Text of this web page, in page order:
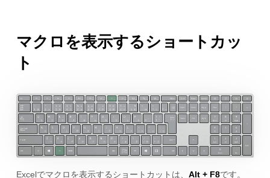
マクロを表示するショートカッ
ト
Excelでマクロを表示するショートカットは、 Alt + F8です。